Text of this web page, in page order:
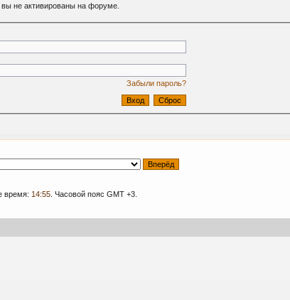
не активированы на форуме.
Забыли пароль?
время: 14:55 . Часовой пояс GMT +3.